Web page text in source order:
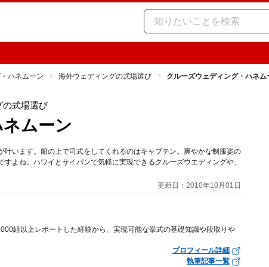
ハネムーン 海外ウェディングの式場選び クルーズウェディング・ハネム
の式場選び
ムーン
います。船の上で司式をしてくれるのはキャプテン。爽やかな制服姿の
よね。ハワイとサイパンで気軽に実現できるクルーズウエディングや、
更新日：2010年10月01日
組以上レポートした経験から、実現可能な挙式の基礎知識や段取りや
プロフィール詳細
執筆記事一覧